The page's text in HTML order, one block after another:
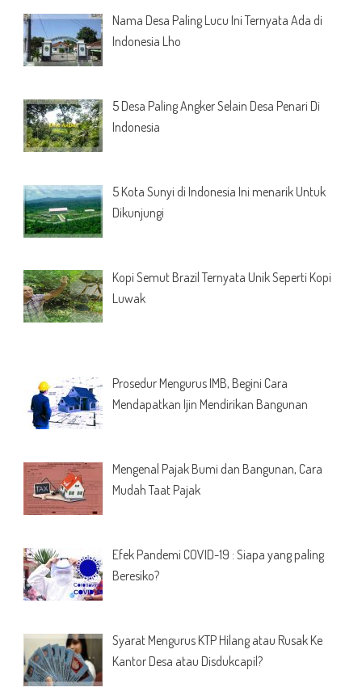
Nama Desa Paling Lucu Ini Ternyata Ada di
Indonesia Lho
5 Desa Paling Angker Selain Desa Penari Di
Indonesia
5 Kota Sunyi di Indonesia Ini menarik Untuk
Dikunjungi
Kopi Semut Brazil Ternyata Unik Seperti Kopi
Luwak
Prosedur Mengurus IMB, Begini Cara
Mendapatkan Ijin Mendirikan Bangunan
Mengenal Pajak Bumi dan Bangunan, Cara
Mudah Taat Pajak
Efek Pandemi COVID-19 : Siapa yang paling
Beresiko?
Syarat Mengurus KTP Hilang atau Rusak Ke
Kantor Desa atau Disdukcapil?